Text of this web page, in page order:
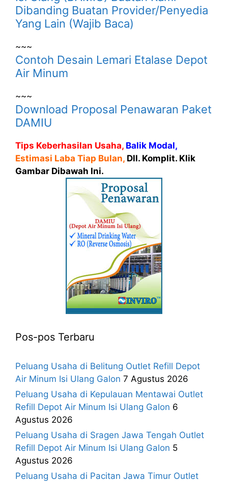
Dibanding Buatan Provider/Penyedia
Yang Lain (Wajib Baca)
~~~
Contoh Desain Lemari Etalase Depot
Air Minum
~~~
Download Proposal Penawaran Paket
DAMIU
Tips Keberhasilan Usaha, Balik Modal,
Estimasi Laba Tiap Bulan, Dll. Komplit. Klik
Gambar Dibawah Ini.
Pos-pos Terbaru
Peluang Usaha di Belitung Outlet Refill Depot
Air Minum Isi Ulang Galon 7 Agustus 2026
Peluang Usaha di Kepulauan Mentawai Outlet
Refill Depot Air Minum Isi Ulang Galon 6
Agustus 2026
Peluang Usaha di Sragen Jawa Tengah Outlet
Refill Depot Air Minum Isi Ulang Galon 5
Agustus 2026
Peluang Usaha di Pacitan Jawa Timur Outlet